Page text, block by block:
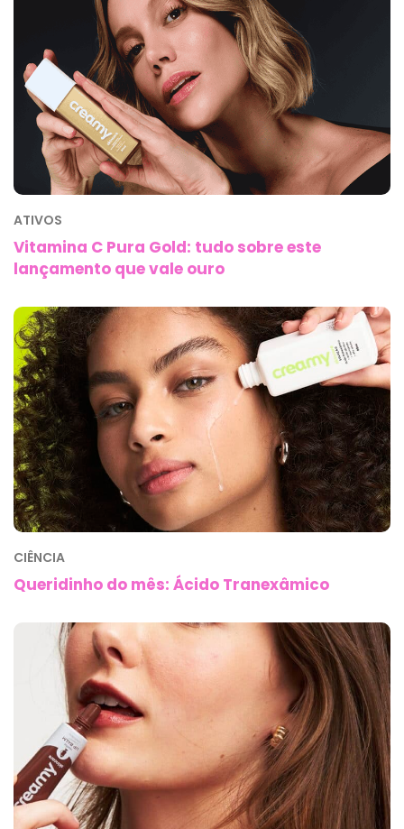
ATIVOS
Vitamina C Pura Gold: tudo sobre este
lançamento que vale ouro
CIÊNCIA
Queridinho do mês: Ácido Tranexâmico